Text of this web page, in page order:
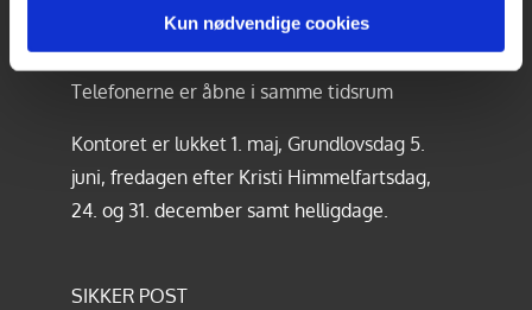
Kun nødvendige cookies
Kontoret har åbent hverdage kl. 10-13
Telefonerne er åbne i samme tidsrum
Kontoret er lukket 1. maj, Grundlovsdag 5.
juni, fredagen efter Kristi Himmelfartsdag,
24. og 31. december samt helligdage.
SIKKER POST